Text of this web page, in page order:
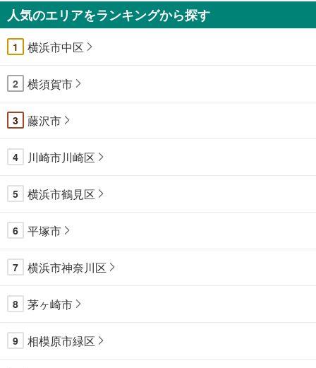
人気のエリアをランキングから探す
1 横浜市中区
2 横須賀市
3 藤沢市
4 川崎市川崎区
5 横浜市鶴見区
6 平塚市
7 横浜市神奈川区
8 茅ヶ崎市
9 相模原市緑区